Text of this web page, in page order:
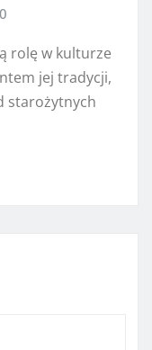
0
rolę w kulturze
jej tradycji,
starożytnych